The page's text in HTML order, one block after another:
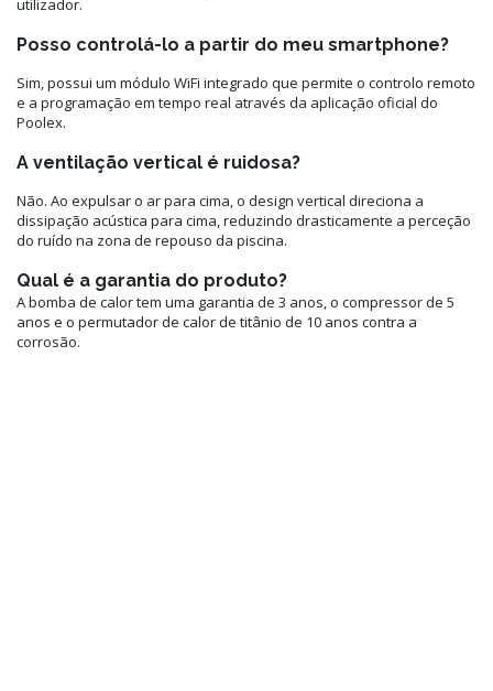
utilizador.
Posso controlá-lo a partir do meu smartphone?
Sim, possui um módulo WiFi integrado que permite o controlo remoto
e a programação em tempo real através da aplicação oficial do
Poolex.
A ventilação vertical é ruidosa?
Não. Ao expulsar o ar para cima, o design vertical direciona a
dissipação acústica para cima, reduzindo drasticamente a perceção
do ruído na zona de repouso da piscina.
Qual é a garantia do produto?
A bomba de calor tem uma garantia de 3 anos, o compressor de 5
anos e o permutador de calor de titânio de 10 anos contra a
corrosão.